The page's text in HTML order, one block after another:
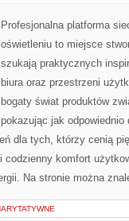
Profesjonalna platforma
oświetleniu to miejsce
szukają praktycznych
biura oraz przestrzeni
bogaty świat produktów
pokazując jak odpowiednio
dla tych, którzy cenią
codzienny komfort
Na stronie można